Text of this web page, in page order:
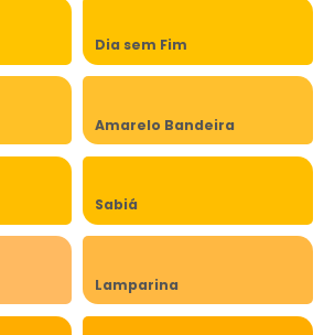
Dia sem Fim
Amarelo Bandeira
Sabiá
Lamparina